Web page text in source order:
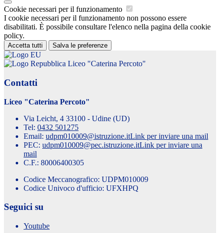
Cookie necessari per il funzionamento
I cookie necessari per il funzionamento non possono essere
disabilitati. È possibile consultare l'elenco nella pagina della cookie
policy.
Accetta tutti Salva le preferenze
Liceo "Caterina Percoto"
Contatti
Liceo "Caterina Percoto"
Via Leicht, 4 33100 - Udine (UD)
Tel: 0432 501275
Email: udpm010009@istruzione.itLink per inviare una mail
PEC: udpm010009@pec.istruzione.itLink per inviare una
mail
C.F.: 80006400305
Codice Meccanografico: UDPM010009
Codice Univoco d'ufficio: UFXHPQ
Seguici su
Youtube